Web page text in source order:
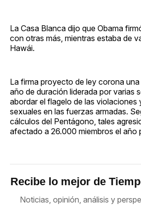
La Casa Blanca dijo que Obama
con otras más, mientras estaba de
Hawái.
La firma proyecto de ley corona
año de duración liderada por varias
abordar el flagelo de las violaciones
sexuales en las fuerzas armadas.
cálculos del Pentágono, tales
afectado a 26.000 miembros el año
Recibe lo mejor de
Noticias, opinión, análisis y